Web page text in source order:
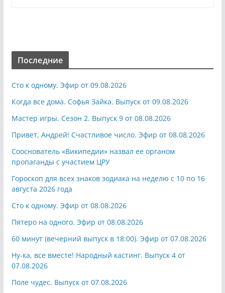
Последние
Сто к одному. Эфир от 09.08.2026
Когда все дома. Софья Зайка. Выпуск от 09.08.2026
Мастер игры. Сезон 2. Выпуск 9 от 08.08.2026
Привет, Андрей! Счастливое число. Эфир от 08.08.2026
Сооснователь «Википедии» назвал ее органом
пропаганды с участием ЦРУ
Гороскоп для всех знаков зодиака на неделю с 10 по 16
августа 2026 года
Сто к одному. Эфир от 08.08.2026
Пятеро на одного. Эфир от 08.08.2026
60 минут (вечерний выпуск в 18:00). Эфир от 07.08.2026
Ну-ка, все вместе! Народный кастинг. Выпуск 4 от
07.08.2026
Поле чудес. Выпуск от 07.08.2026